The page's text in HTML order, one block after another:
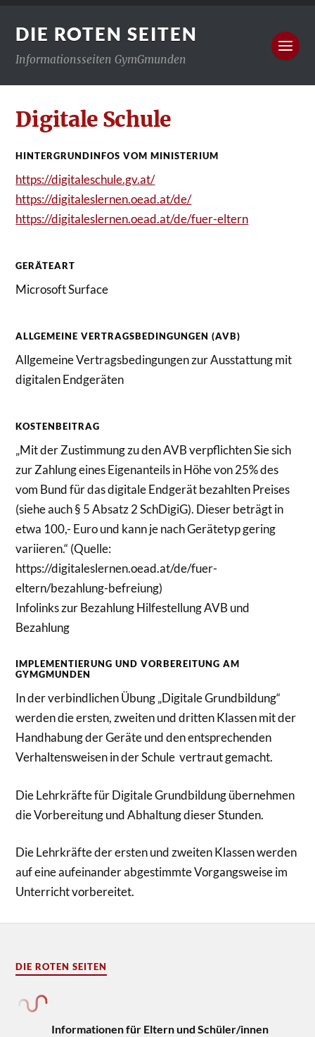
DIE ROTEN SEITEN
Informationsseiten GymGmunden
Digitale Schule
HINTERGRUNDINFOS VOM MINISTERIUM
https://digitaleschule.gv.at/
https://digitaleslernen.oead.at/de/
https://digitaleslernen.oead.at/de/fuer-eltern
GERÄTEART
Microsoft Surface
ALLGEMEINE VERTRAGSBEDINGUNGEN (AVB)
Allgemeine Vertragsbedingungen zur Ausstattung mit
digitalen Endgeräten
KOSTENBEITRAG
„Mit der Zustimmung zu den AVB verpflichten Sie sich
zur Zahlung eines Eigenanteils in Höhe von 25% des
vom Bund für das digitale Endgerät bezahlten Preises
(siehe auch § 5 Absatz 2 SchDigiG). Dieser beträgt in
etwa 100,- Euro und kann je nach Gerätetyp gering
variieren.“ (Quelle:
https://digitaleslernen.oead.at/de/fuer-
eltern/bezahlung-befreiung)
Infolinks zur Bezahlung Hilfestellung AVB und
Bezahlung
IMPLEMENTIERUNG UND VORBEREITUNG AM
GYMGMUNDEN
In der verbindlichen Übung „Digitale Grundbildung“
werden die ersten, zweiten und dritten Klassen mit der
Handhabung der Geräte und den entsprechenden
Verhaltensweisen in der Schule vertraut gemacht.
Die Lehrkräfte für Digitale Grundbildung übernehmen
die Vorbereitung und Abhaltung dieser Stunden.
Die Lehrkräfte der ersten und zweiten Klassen werden
auf eine aufeinander abgestimmte Vorgangsweise im
Unterricht vorbereitet.
DIE ROTEN SEITEN
Informationen für Eltern und Schüler/innen